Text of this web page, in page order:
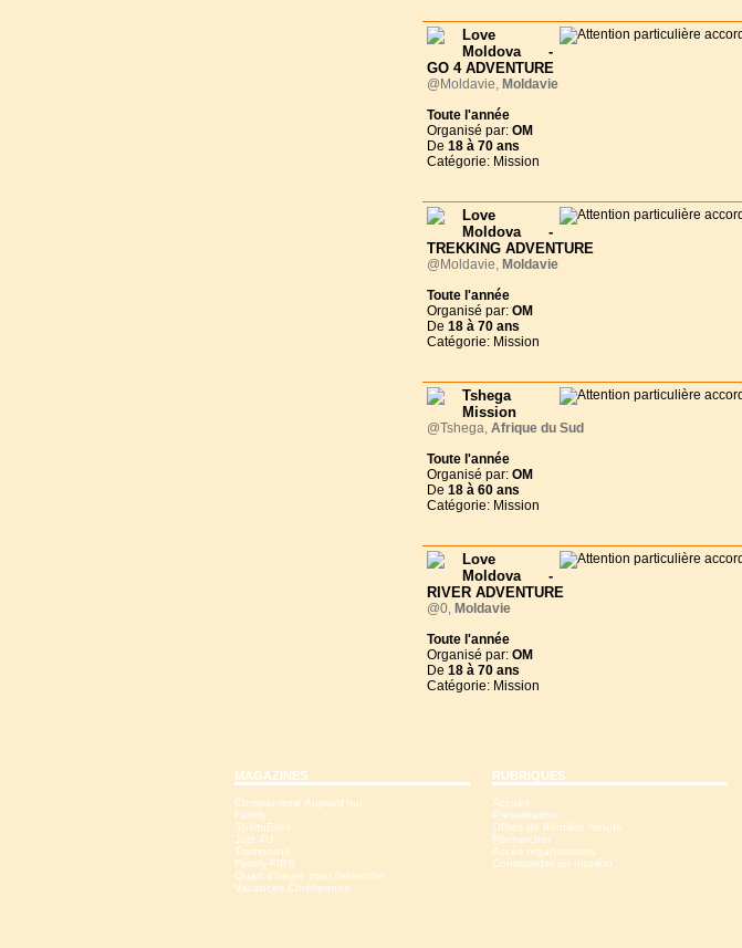
Love
Moldova -
GO 4 ADVENTURE
@Moldavie, Moldavie
Toute l'année
Organisé par: OM
De 18 à 70 ans
Catégorie: Mission
Love
Moldova -
TREKKING ADVENTURE
@Moldavie, Moldavie
Toute l'année
Organisé par: OM
De 18 à 70 ans
Catégorie: Mission
Tshega
Mission
@Tshega, Afrique du Sud
Toute l'année
Organisé par: OM
De 18 à 60 ans
Catégorie: Mission
Love
Moldova -
RIVER ADVENTURE
@0, Moldavie
Toute l'année
Organisé par: OM
De 18 à 70 ans
Catégorie: Mission
MAGAZINES
Christianisme Aujourd'hui
Family
SpirituElles
Just 4U
Trampoline
Family-FIPS
Quart d'heure pour l'essentiel
Vacances Chrétiennes
RUBRIQUES
Accueil
Présentation
Offres de dernière minute
Rechercher
Accès organisateurs
Commander un numéro